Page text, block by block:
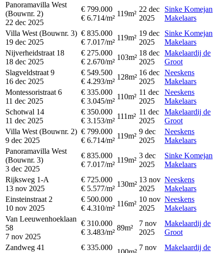
Panoramavilla West
(Bouwnr. 2)
22 dec 2025
€ 799.000
€ 6.714/m²
119m²
22 dec
2025
Sinke Komejan
Makelaars
Villa West (Bouwnr. 3)
19 dec 2025
€ 835.000
€ 7.017/m²
119m²
19 dec
2025
Sinke Komejan
Makelaars
Nijverheidstraat 18
18 dec 2025
€ 275.000
€ 2.670/m²
103m²
18 dec
2025
Makelaardij de
Groot
Slagveldstraat 9
16 dec 2025
€ 549.500
€ 4.293/m²
128m²
16 dec
2025
Neeskens
Makelaars
Montessoristraat 6
11 dec 2025
€ 335.000
€ 3.045/m²
110m²
11 dec
2025
Neeskens
Makelaars
Schotwal 14
11 dec 2025
€ 350.000
€ 3.153/m²
111m²
11 dec
2025
Makelaardij de
Groot
Villa West (Bouwnr. 2)
9 dec 2025
€ 799.000
€ 6.714/m²
119m²
9 dec
2025
Neeskens
Makelaars
Panoramavilla West
(Bouwnr. 3)
3 dec 2025
€ 835.000
€ 7.017/m²
119m²
3 dec
2025
Sinke Komejan
Makelaars
Rijksweg 1-A
13 nov 2025
€ 725.000
€ 5.577/m²
130m²
13 nov
2025
Neeskens
Makelaars
Einsteinstraat 2
10 nov 2025
€ 500.000
€ 4.310/m²
116m²
10 nov
2025
Neeskens
Makelaars
Van Leeuwenhoeklaan
58
7 nov 2025
€ 310.000
€ 3.483/m²
89m²
7 nov
2025
Makelaardij de
Groot
Zandweg 41
€ 335.000
7 nov
Makelaardij de